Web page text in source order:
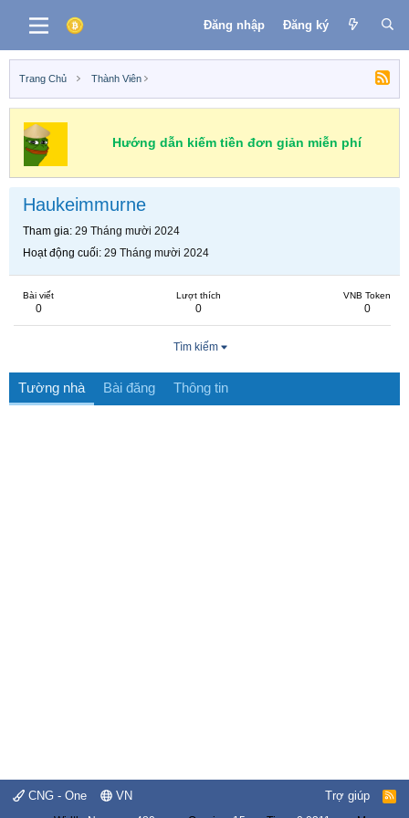
Đăng nhập Đăng ký
Trang Chủ Thành Viên
Hướng dẫn kiếm tiền đơn giản miễn phí
Haukeimmurne
Tham gia 29 Tháng mười 2024
Hoạt động cuối 29 Tháng mười 2024
Bài viết
0
Lượt thích
0
VNB Token
0
Tìm kiếm
Tường nhà Bài đăng Thông tin
CNG - One VN Trợ giúp
R